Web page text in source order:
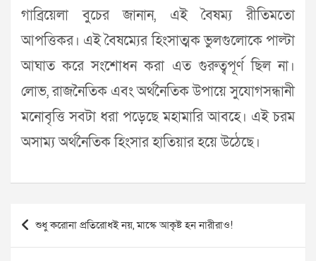
গাব্রিয়েলা বুচের জানান, এই বৈষম্য রীতিমতো
আপত্তিকর। এই বৈষম্যের হিংসাত্মক ভুলগুলোকে পাল্টা
আঘাত করে সংশোধন করা এত গুরুত্বপূর্ণ ছিল না।
লোভ, রাজনৈতিক এবং অর্থনৈতিক উপায়ে সুযোগসন্ধানী
মনোবৃত্তি সবটা ধরা পড়েছে মহামারি আবহে। এই চরম
অসাম্য অর্থনৈতিক হিংসার হাতিয়ার হয়ে উঠেছে।
Post
navigation
শুধু করোনা প্রতিরোধই নয়, মাস্কে আকৃষ্ট হন নারীরাও!